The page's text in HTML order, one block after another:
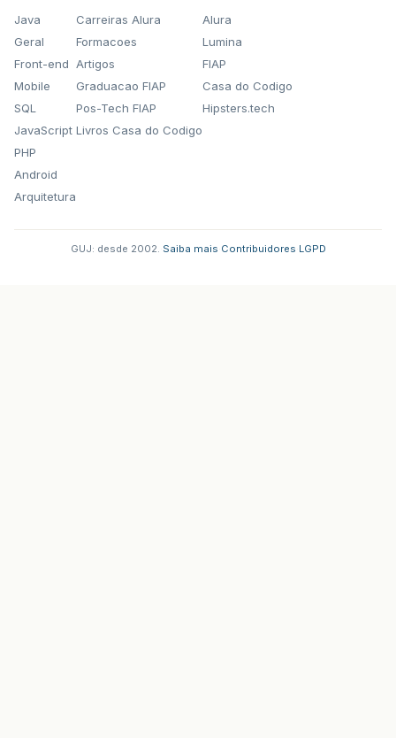
Java
Geral
Front-end
Mobile
SQL
JavaScript
PHP
Android
Arquitetura
Carreiras Alura
Formacoes
Artigos
Graduacao FIAP
Pos-Tech FIAP
Livros Casa do Codigo
Alura
Lumina
FIAP
Casa do Codigo
Hipsters.tech
GUJ: desde 2002. Saiba mais Contribuidores LGPD